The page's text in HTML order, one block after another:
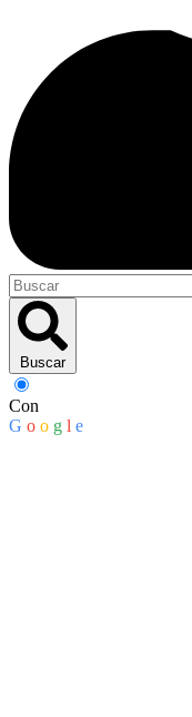
Buscar
Con
G o o g l e